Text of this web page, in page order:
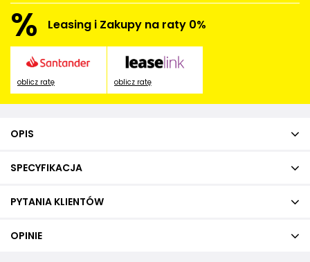
% Leasing i Zakupy na raty 0%
oblicz ratę oblicz ratę
OPIS
SPECYFIKACJA
PYTANIA KLIENTÓW
OPINIE